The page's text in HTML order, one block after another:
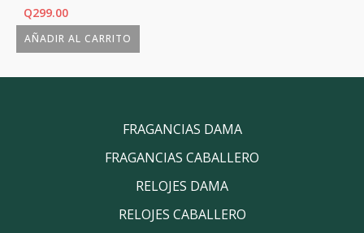
AÑADIR AL CARRITO
Q299.00
FRAGANCIAS DAMA
FRAGANCIAS CABALLERO
RELOJES DAMA
RELOJES CABALLERO